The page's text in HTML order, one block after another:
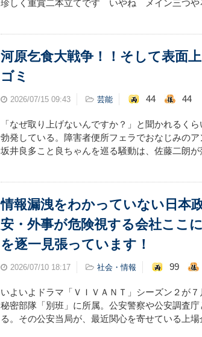
珍しく重賞二本立てです いやね メイン三つや
河原乞食大戦争！！そして表面
ゴミ
2026/07/15 09:43 芸能 44 44
「なぜ取り上げないんですか？」と聞かれるく
勃発している。障害者便所フェラでおなじみの
坂井良多こと良ちゃんを巡る騒動は、佐藤二朗
情報漏洩をわかっていない日本
安・外事が危険視する会社ここ
を逐一見張っています！
2026/07/10 18:17 社会・情報 99
いよいよドラマ「ＶＩＶＡＮＴ」シーズン２が
秘密部隊「別班」に所属。公安警察や公安調査
る。その公安当局が、最近関心を寄せている上